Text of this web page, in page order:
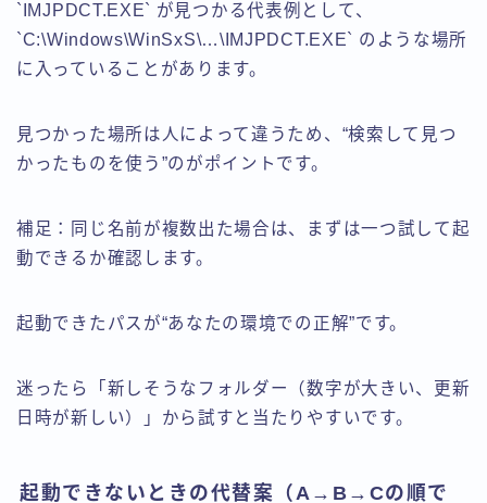
`IMJPDCT.EXE` が見つかる代表例として、
`C:\Windows\WinSxS\…\IMJPDCT.EXE` のような場所
に入っていることがあります。
見つかった場所は人によって違うため、“検索して見つ
かったものを使う”のがポイントです。
補足：同じ名前が複数出た場合は、まずは一つ試して起
動できるか確認します。
起動できたパスが“あなたの環境での正解”です。
迷ったら「新しそうなフォルダー（数字が大きい、更新
日時が新しい）」から試すと当たりやすいです。
起動できないときの代替案（A→B→Cの順で